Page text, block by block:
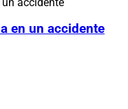
en un accidente